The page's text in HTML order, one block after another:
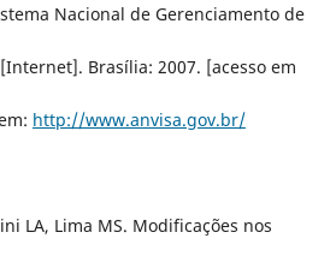
Nacional de Gerenciamento de
Brasília: 2007. [acesso em
http://www.anvisa.gov.br/
LA, Lima MS. Modificações nos